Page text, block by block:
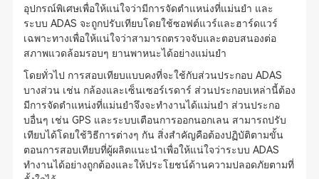
อุปกรณ์พิเศษเพื่อให้แน่ใจว่ามีการจัดตำแหน่งที่แม่นยำ และ
ระบบ ADAS จะถูกปรับเทียบโดยใช้ซอฟต์แวร์และฮาร์ดแวร์
เฉพาะทางเพื่อให้แน่ใจว่าสามารถตรวจจับและตอบสนองต่อ
สภาพแวดล้อมรอบๆ ยานพาหนะได้อย่างแม่นยำ
โดยทั่วไป การสอบเทียบแบบคงที่จะใช้กับส่วนประกอบ ADAS
บางส่วน เช่น กล้องและเซ็นเซอร์เรดาร์ ส่วนประกอบเหล่านี้ต้อง
มีการจัดตำแหน่งที่แม่นยำจึงจะทำงานได้แม่นยำ ส่วนประกอ
บอื่นๆ เช่น GPS และระบบเตือนการออกนอกเลน สามารถปรับ
เทียบได้โดยใช้วิธีการต่างๆ กัน สิ่งสำคัญคือต้องปฏิบัติตามขั้น
ตอนการสอบเทียบที่ผู้ผลิตแนะนำเพื่อให้แน่ใจว่าระบบ ADAS
ทำงานได้อย่างถูกต้องและให้ประโยชน์ด้านความปลอดภัยตามที่